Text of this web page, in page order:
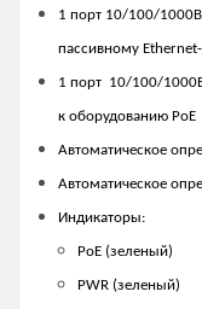
1 порт 10/100/
пассивному
1 порт 10/100/
к оборудованию PoE
Автоматическое
Автоматическое
Индикаторы:
PoE (зеленый)
PWR (зеленый)